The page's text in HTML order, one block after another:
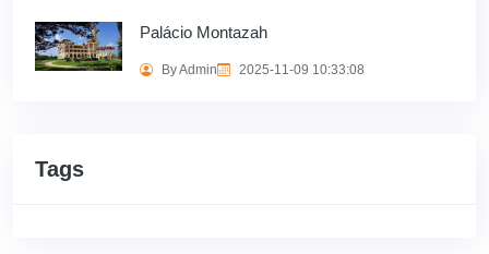
Palácio Montazah
By Admin 2025-11-09 10:33:08
Tags